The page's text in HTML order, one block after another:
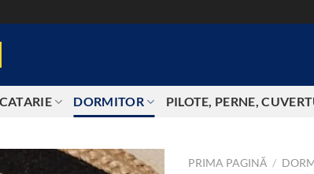
DORMITOR PILOTE, PERNE,
PRIMA PAGINĂ /